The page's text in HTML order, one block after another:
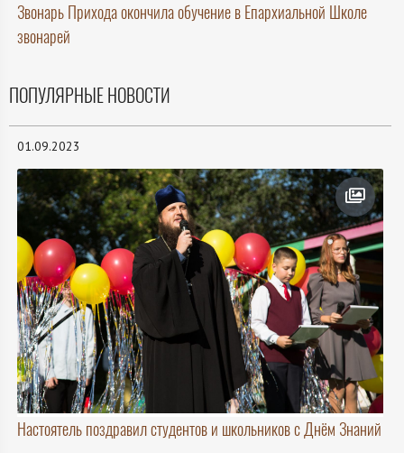
Звонарь Прихода окончила обучение в Епархиальной Школе
звонарей
ПОПУЛЯРНЫЕ НОВОСТИ
01.09.2023
Настоятель поздравил студентов и школьников с Днём Знаний